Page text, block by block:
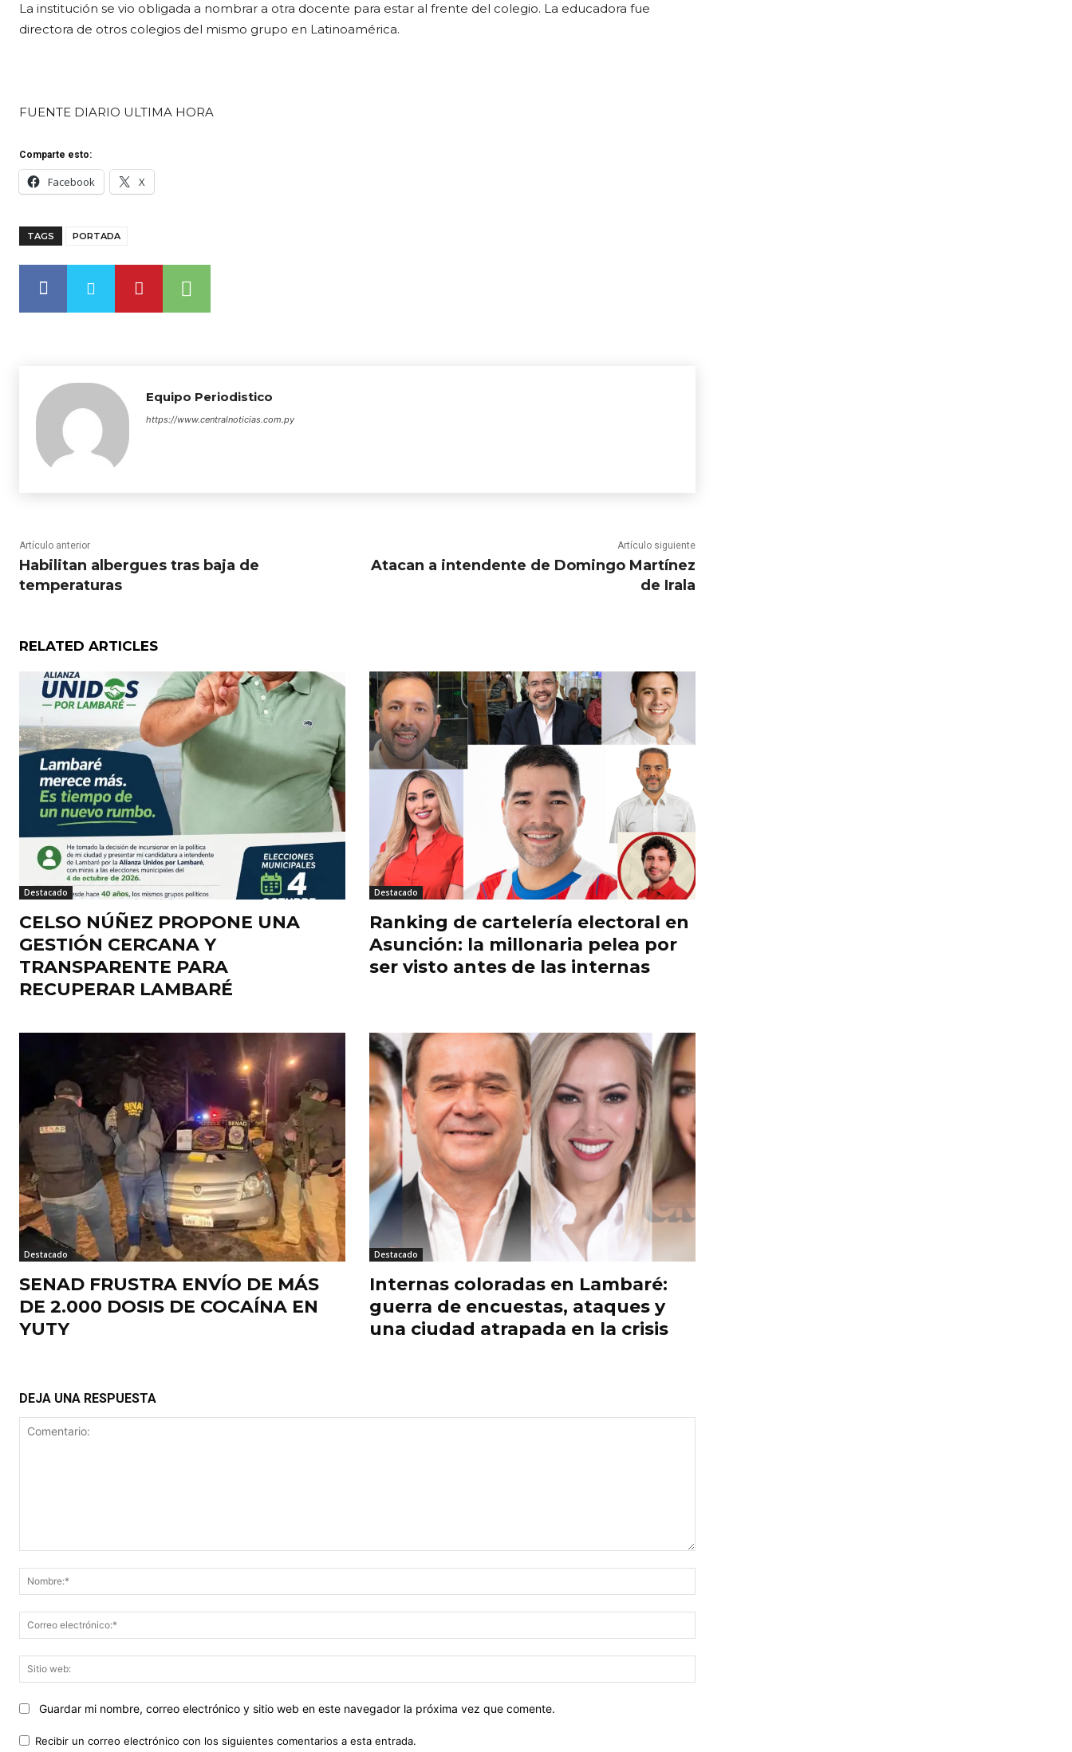
La institución se vio obligada a nombrar a otra docente para estar al frente del colegio. La educadora fue
directora de otros colegios del mismo grupo en Latinoamérica.
FUENTE DIARIO ULTIMA HORA
Comparte esto:
Facebook X
TAGS PORTADA
Equipo Periodistico
https://www.centralnoticias.com.py
Artículo anterior
Habilitan albergues tras baja de
temperaturas
Artículo siguiente
Atacan a intendente de Domingo Martínez
de Irala
RELATED ARTICLES
Destacado
CELSO NÚÑEZ PROPONE UNA
GESTIÓN CERCANA Y
TRANSPARENTE PARA
RECUPERAR LAMBARÉ
Destacado
Ranking de cartelería electoral en
Asunción: la millonaria pelea por
ser visto antes de las internas
Destacado
SENAD FRUSTRA ENVÍO DE MÁS
DE 2.000 DOSIS DE COCAÍNA EN
YUTY
Destacado
Internas coloradas en Lambaré:
guerra de encuestas, ataques y
una ciudad atrapada en la crisis
DEJA UNA RESPUESTA
electrónico:*
web:
Guardar mi nombre, correo electrónico y sitio web en este navegador la próxima vez que comente.
Recibir un correo electrónico con los siguientes comentarios a esta entrada.